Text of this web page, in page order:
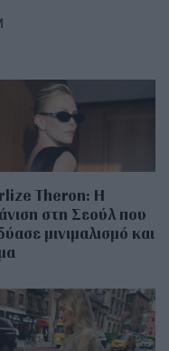
Theron: Η
στη Σεούλ που
μινιμαλισμό και